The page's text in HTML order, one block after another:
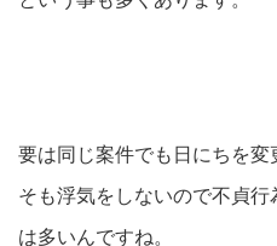
要は同じ案件でも日にちを
そも浮気をしないので不貞
は多いんですね。